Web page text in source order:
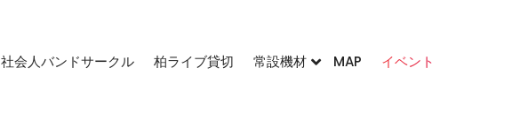
社会人バンドサークル 柏ライブ貸切 常設機材 MAP イベント